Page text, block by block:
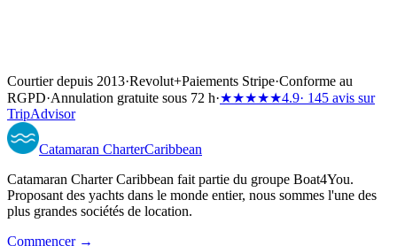
Courtier depuis 2013·Revolut+Paiements Stripe·Conforme au
RGPD·Annulation gratuite sous 72 h·★★★★★4.9· 145 avis sur
TripAdvisor
Catamaran CharterCaribbean
Catamaran Charter Caribbean fait partie du groupe Boat4You.
Proposant des yachts dans le monde entier, nous sommes l'une des
plus grandes sociétés de location.
Commencer →